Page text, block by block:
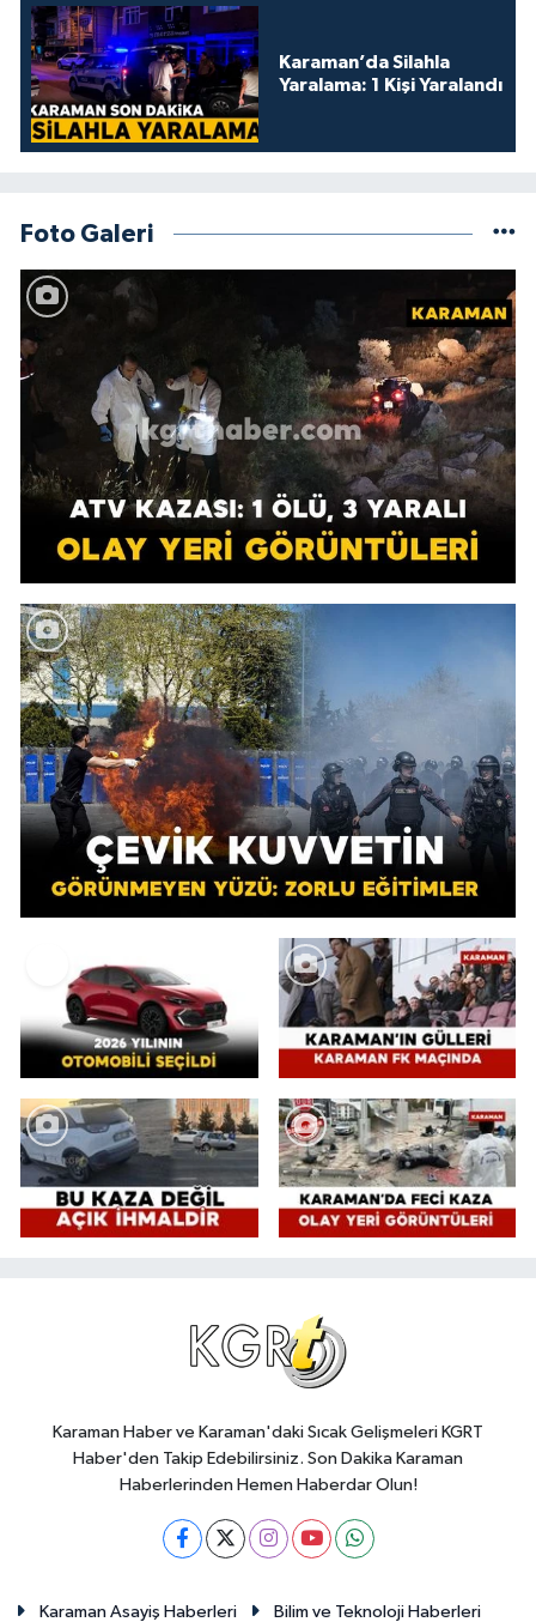
Karaman’da Silahla
Yaralama: 1 Kişi Yaralandı
Foto Galeri
Karaman Haber ve Karaman'daki Sıcak Gelişmeleri KGRT
Haber'den Takip Edebilirsiniz. Son Dakika Karaman
Haberlerinden Hemen Haberdar Olun!
Karaman Asayiş Haberleri Bilim ve Teknoloji Haberleri